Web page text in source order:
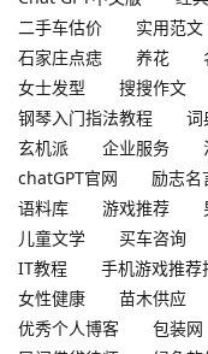
二手车估价
实用范文
石家庄点痣
养花
女士发型
搜搜作文
钢琴入门指法教程
词
玄机派
企业服务
chatGPT官网
励志名
语料库
游戏推荐
儿童文学
买车咨询
IT教程
手机游戏推荐
女性健康
苗木供应
优秀个人博客
包装网